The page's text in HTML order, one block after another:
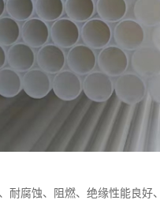
耐腐蚀、阻燃、绝缘性能良